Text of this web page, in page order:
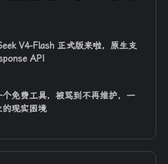
V4-Flash 正式版来啦，原生支
API
个免费工具，被骂到不再维护，一
的现实困境